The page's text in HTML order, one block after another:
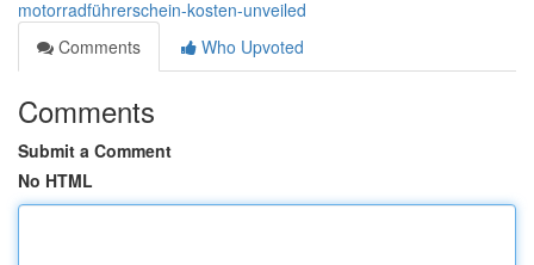
motorradführerschein-kosten-unveiled
Comments
Who Upvoted
Comments
Submit a Comment
No HTML